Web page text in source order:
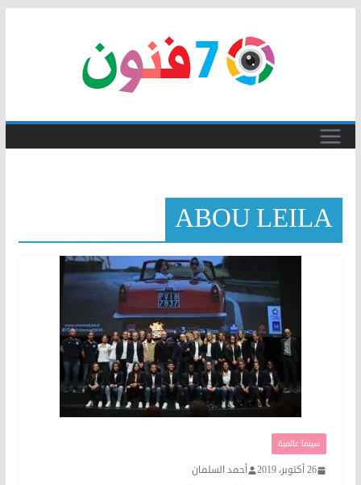
ABOU LEILA
سينما عالمية
26 أكتوبر، 2019 أحمد السلمان